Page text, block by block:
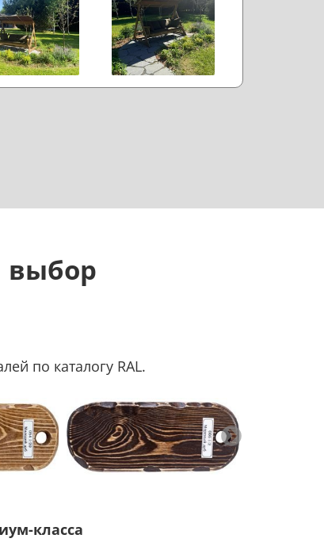
выбор
по каталогу RAL.
класса